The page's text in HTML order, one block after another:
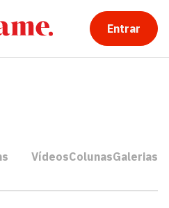
Entrar
VídeosColunasGalerias